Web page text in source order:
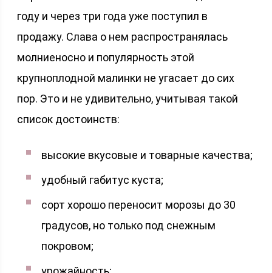
году и через три года уже поступил в
продажу. Слава о нем распространялась
молниеносно и популярность этой
крупноплодной малинки не угасает до сих
пор. Это и не удивительно, учитывая такой
список достоинств:
высокие вкусовые и товарные качества;
удобный габитус куста;
сорт хорошо переносит морозы до 30
градусов, но только под снежным
покровом;